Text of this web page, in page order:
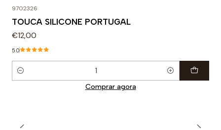
9702326
TOUCA SILICONE PORTUGAL
€12,00
5.0
Quantidade
Comprar agora